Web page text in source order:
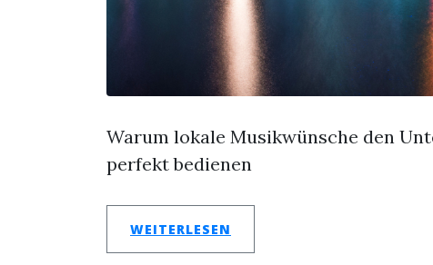
Warum lokale Musikwünsche den
perfekt bedienen
WEITERLESEN